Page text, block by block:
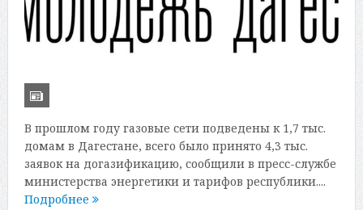
В прошлом году газовые сети подведены к 1,7 тыс.
домам в Дагестане, всего было принято 4,3 тыс.
заявок на догазификацию, сообщили в пресс-службе
министерства энергетики и тарифов республики....
Подробнее